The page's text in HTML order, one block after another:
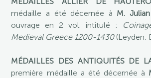
médaille a été décernée à M.
ouvrage en 2 vol. intitulé :
Medieval Greece 1200-1430(Leyden,
MÉDAILLES DES ANTIQUITÉS DE
première médaille a été décernée à